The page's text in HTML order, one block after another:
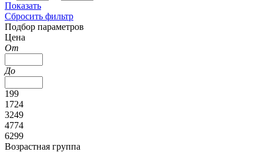
Показать
Сбросить фильтр
Подбор параметров
Цена
От
До
199
1724
3249
4774
6299
Возрастная группа